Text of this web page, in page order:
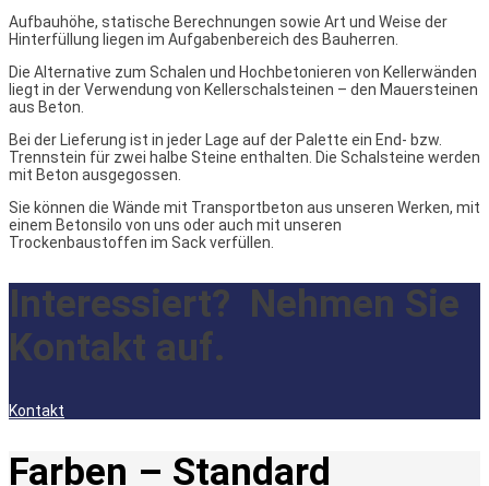
Aufbauhöhe, statische Berechnungen sowie Art und Weise der
Hinterfüllung liegen im Aufgabenbereich des Bauherren.
Die Alternative zum Schalen und Hochbetonieren von Kellerwänden
liegt in der Verwendung von Kellerschalsteinen – den Mauersteinen
aus Beton.
Bei der Lieferung ist in jeder Lage auf der Palette ein End- bzw.
Trennstein für zwei halbe Steine enthalten. Die Schalsteine werden
mit Beton ausgegossen.
Sie können die Wände mit Transportbeton aus unseren Werken, mit
einem Betonsilo von uns oder auch mit unseren
Trockenbaustoffen im Sack verfüllen.
Interessiert? Nehmen Sie
Kontakt auf.
Kontakt
Farben – Standard